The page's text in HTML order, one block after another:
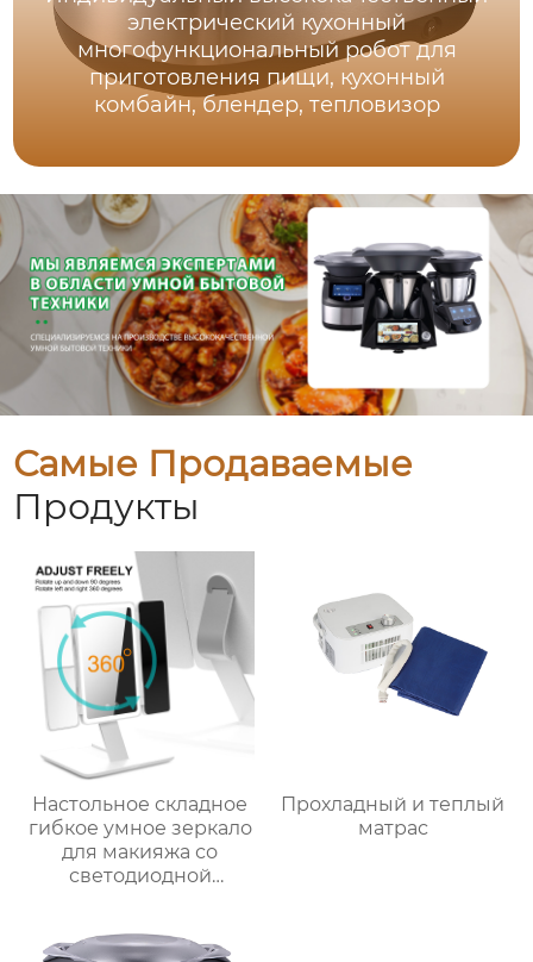
электрический кухонный
многофункциональный робот для
приготовления пищи, кухонный
комбайн, блендер, тепловизор
Самые Продаваемые
Продукты
Настольное складное
гибкое умное зеркало
для макияжа со
светодиодной
Прохладный и теплый
матрас